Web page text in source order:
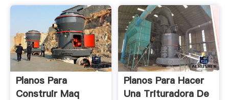
Planos Para
Construir Maq
Planos Para Hacer
Una Trituradora De